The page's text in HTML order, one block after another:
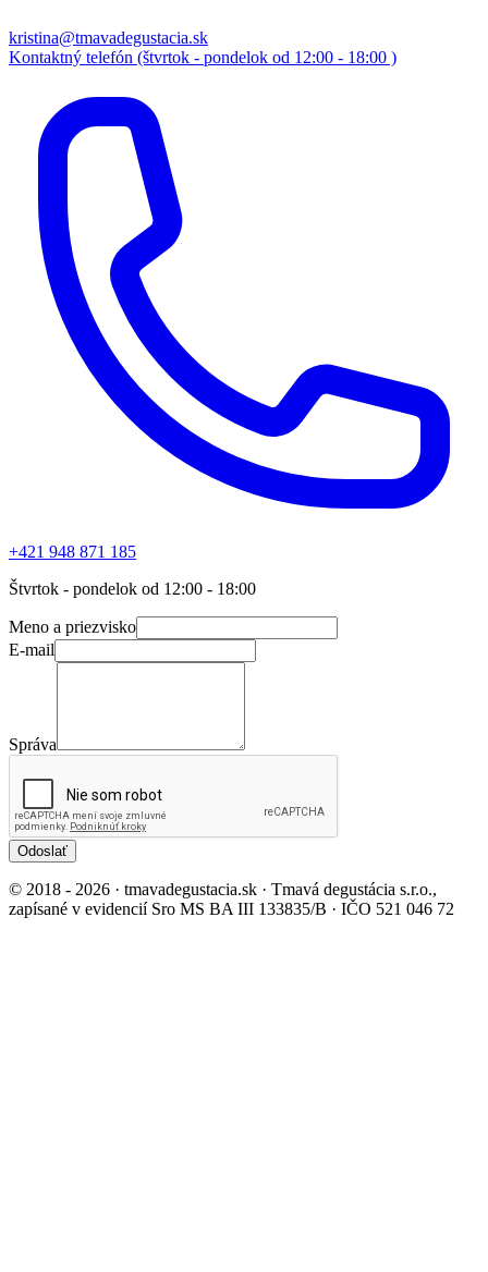
kristina@tmavadegustacia.sk
Kontaktný telefón (štvrtok - pondelok od 12:00 - 18:00 )
+421 948 871 185
Štvrtok - pondelok od 12:00 - 18:00
Meno a priezvisko
E-mail
Správa
Odoslať
© 2018 - 2026 · tmavadegustacia.sk · Tmavá degustácia s.r.o.,
zapísané v evidencií Sro MS BA III 133835/B · IČO 521 046 72